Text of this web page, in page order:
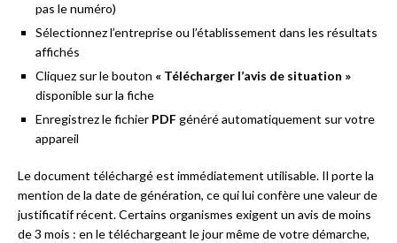
pas le numéro)
Sélectionnez l’entreprise ou l’établissement dans les résultats
affichés
Cliquez sur le bouton « Télécharger l’avis de situation »
disponible sur la fiche
Enregistrez le fichier PDFgénéré automatiquement sur votre
appareil
Le document téléchargé est immédiatement utilisable. Il porte la
mention de la date de génération, ce qui lui confère une valeur de
justificatif récent. Certains organismes exigent un avis de moins
de 3 mois : en le téléchargeant le jour même de votre démarche,